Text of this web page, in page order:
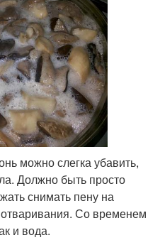
можно слегка убавить,
Должно быть просто
снимать пену на
Со временем
и вода.